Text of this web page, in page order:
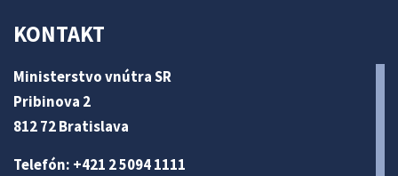
KONTAKT
Ministerstvo vnútra SR
Pribinova 2
812 72 Bratislava
Telefón: +421 2 5094 1111